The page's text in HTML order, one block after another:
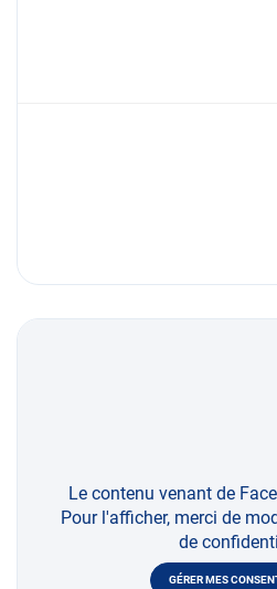
Le contenu venant de
Pour l'afficher, merci de
de
GÉRER MES